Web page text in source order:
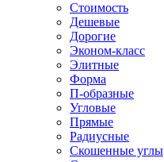
Стоимость
Дешевые
Дорогие
Эконом-класс
Элитные
Форма
П-образные
Угловые
Прямые
Радиусные
Скошенные углы